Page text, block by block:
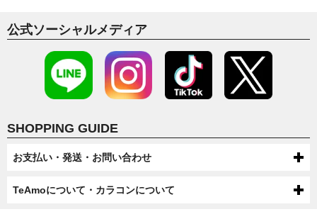
公式ソーシャルメディア
SHOPPING GUIDE
お支払い・発送・お問い合わせ
TeAmoについて・カラコンについて